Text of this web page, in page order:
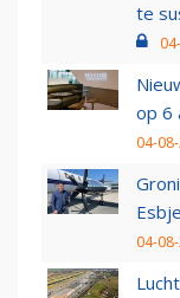
te
op 6
04-
04-